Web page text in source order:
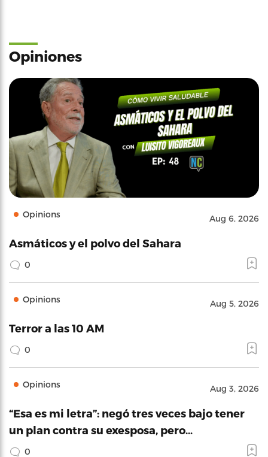
Opiniones
Opinions Aug 6, 2026
Asmáticos y el polvo del Sahara
0
Opinions Aug 5, 2026
Terror a las 10 AM
0
Opinions Aug 3, 2026
“Esa es mi letra”: negó tres veces bajo tener
un plan contra su exesposa, pero…
0